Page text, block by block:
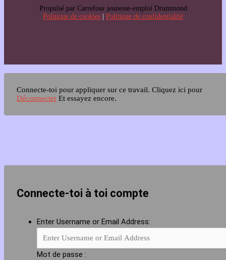
Propulsé par Carrefour jeunesse-emploi Drummond
Politique de cookies
Politique de confidentialité
Connecte-toi pour appliquer sur ce travail. Cliquez ici pour
Déconnecter Et essayez encore.
Connecte-toi à toi compte
Enter Username or Email Address:
Mot de passe :